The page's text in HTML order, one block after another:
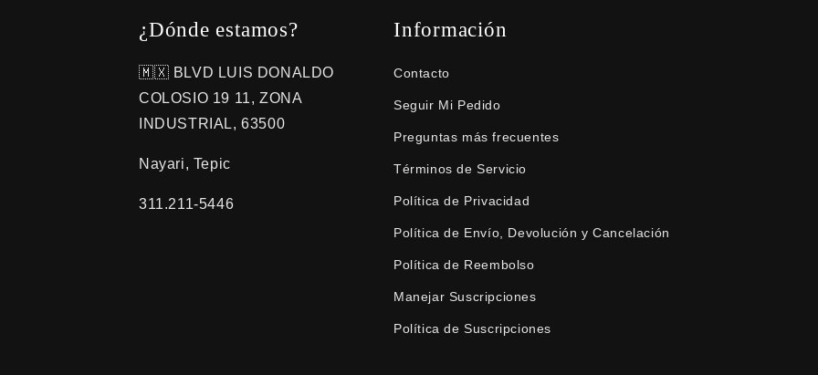
¿Dónde estamos?
🇲🇽 BLVD LUIS DONALDO
COLOSIO 19 11, ZONA
INDUSTRIAL, 63500
Nayari, Tepic
311.211-5446
Información
Contacto
Seguir Mi Pedido
Preguntas más frecuentes
Términos de Servicio
Política de Privacidad
Política de Envío, Devolución y Cancelación
Política de Reembolso
Manejar Suscripciones
Política de Suscripciones